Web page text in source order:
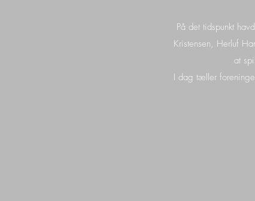
På det tidspunkt
Kristensen, Herluf
at
I dag tæller